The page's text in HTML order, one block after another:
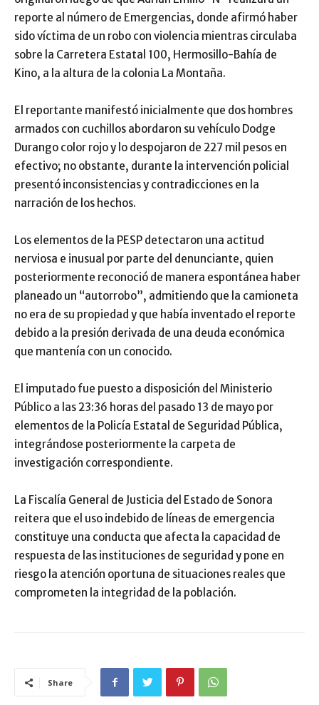
reporte al número de Emergencias, donde afirmó haber
sido víctima de un robo con violencia mientras circulaba
sobre la Carretera Estatal 100, Hermosillo-Bahía de
Kino, a la altura de la colonia La Montaña.
El reportante manifestó inicialmente que dos hombres
armados con cuchillos abordaron su vehículo Dodge
Durango color rojo y lo despojaron de 227 mil pesos en
efectivo; no obstante, durante la intervención policial
presentó inconsistencias y contradicciones en la
narración de los hechos.
Los elementos de la PESP detectaron una actitud
nerviosa e inusual por parte del denunciante, quien
posteriormente reconoció de manera espontánea haber
planeado un “autorrobo”, admitiendo que la camioneta
no era de su propiedad y que había inventado el reporte
debido a la presión derivada de una deuda económica
que mantenía con un conocido.
El imputado fue puesto a disposición del Ministerio
Público a las 23:36 horas del pasado 13 de mayo por
elementos de la Policía Estatal de Seguridad Pública,
integrándose posteriormente la carpeta de
investigación correspondiente.
La Fiscalía General de Justicia del Estado de Sonora
reitera que el uso indebido de líneas de emergencia
constituye una conducta que afecta la capacidad de
respuesta de las instituciones de seguridad y pone en
riesgo la atención oportuna de situaciones reales que
comprometen la integridad de la población.
Share